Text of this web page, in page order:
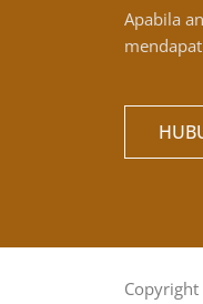
Apabila